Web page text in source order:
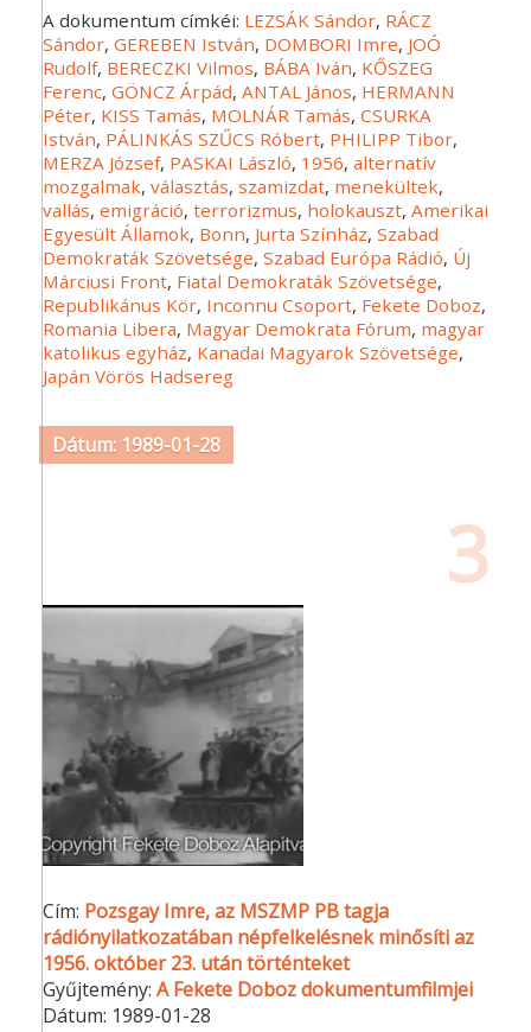
A dokumentum címkéi: LEZSÁK Sándor, RÁCZ
Sándor,GEREBEN István, DOMBORI Imre, JOÓ
Rudolf, BERECZKI Vilmos, BÁBA Iván, KŐSZEG
Ferenc,GÖNCZ Árpád,ANTAL János, HERMANN
Péter, KISS Tamás, MOLNÁR Tamás,CSURKA
István, PÁLINKÁS SZŰCS Róbert, PHILIPP Tibor,
MERZA József, PASKAI László, 1956,alternatív
mozgalmak,választás,szamizdat, menekültek,
vallás,emigráció,terrorizmus, holokauszt,Amerikai
Egyesült Államok, Bonn, Jurta Színház,Szabad
Demokraták Szövetsége,Szabad Európa Rádió, Új
Márciusi Front, Fiatal Demokraták Szövetsége,
Republikánus Kör, Inconnu Csoport, Fekete Doboz,
Romania Libera, Magyar Demokrata Fórum, magyar
katolikus egyház, Kanadai Magyarok Szövetsége,
Japán Vörös Hadsereg
Dátum: 1989-01-28
3
Cím: Pozsgay Imre, az MSZMP PB tagja
rádiónyilatkozatában népfelkelésnek minősíti az
1956. október 23. után történteket
Gyűjtemény:A Fekete Doboz dokumentumfilmjei
Dátum: 1989-01-28